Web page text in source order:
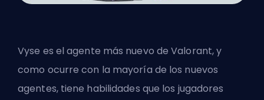
Vyse es elagente más nuevo de Valorant, y
como ocurre con la mayoría de los nuevos
agentes, tiene habilidades que los jugadores